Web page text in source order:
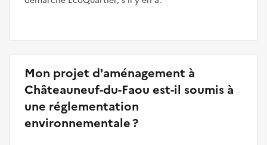
Mon projet d'aménagement à
Châteauneuf-du-Faou est-il soumis à
une réglementation
environnementale ?